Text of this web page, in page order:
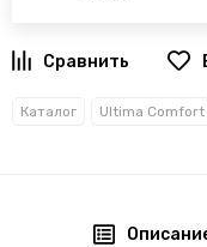
Каталог Ultima Comfort